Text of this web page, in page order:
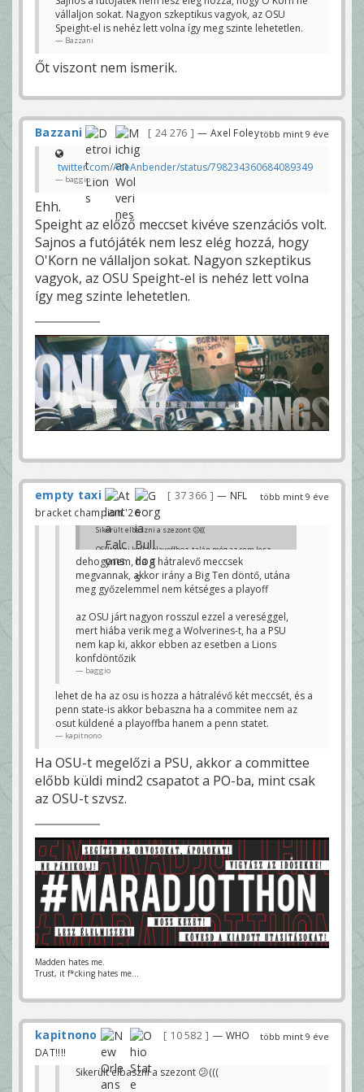
vállaljon sokat. Nagyon szkeptikus vagyok, az OSU
Speight-el is nehéz lett volna így meg szinte lehetetlen.
Bazzani
Őt viszont nem ismerik.
több mint 9 éve
Bazzani 24 276 — Axel Foley
twitter.com/AceAnbender/status/798234360684089349
baggio
Ehh.
Speight az előző meccset kivéve szenzációs volt.
Sajnos a futójáték nem lesz elég hozzá, hogy
O'Korn ne vállaljon sokat. Nagyon szkeptikus
vagyok, az OSU Speight-el is nehéz lett volna
így meg szinte lehetetlen.
több mint 9 éve
empty taxi 37 366
— NFL
bracket champion '26
Sikerült elbaszni a szezont 😕(((
OSUt ütni kell a playoffhoz, talán még az sem lesz
elég.
MacPhisto
dehogynem, ha a hátralevő meccsek
megvannak, akkor irány a Big Ten döntő, utána
meg győzelemmel nem kétséges a playoff
az OSU járt nagyon rosszul ezzel a vereséggel,
mert hiába verik meg a Wolverines-t, ha a PSU
nem kap ki, akkor ebben az esetben a Lions
konfdöntőzik
baggio
lehet de ha az osu is hozza a hátralévő két meccsét, és a
penn state-is akkor bebaszna ha a commitee nem az
osut küldené a playoffba hanem a penn statet.
kapitnono
Ha OSU-t megelőzi a PSU, akkor a committee
előbb küldi mind2 csapatot a PO-ba, mint csak
az OSU-t szvsz.
Madden hates me.
Trust, it f*cking hates me...
több mint 9 éve
kapitnono 10 582
— WHO
DAT!!!!
Sikerült elbaszni a szezont 😕(((